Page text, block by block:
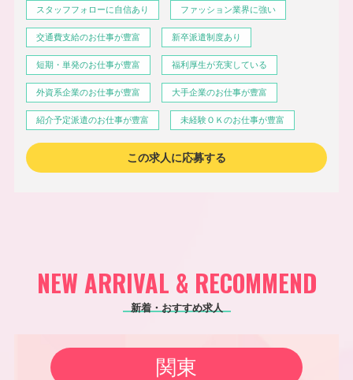
スタッフフォローに自信あり ファッション業界に強い
交通費支給のお仕事が豊富 新卒派遣制度あり
短期・単発のお仕事が豊富 福利厚生が充実している
外資系企業のお仕事が豊富 大手企業のお仕事が豊富
紹介予定派遣のお仕事が豊富 未経験ＯＫのお仕事が豊富
この求人に応募する
NEW ARRIVAL & RECOMMEND
新着・おすすめ求人
関東